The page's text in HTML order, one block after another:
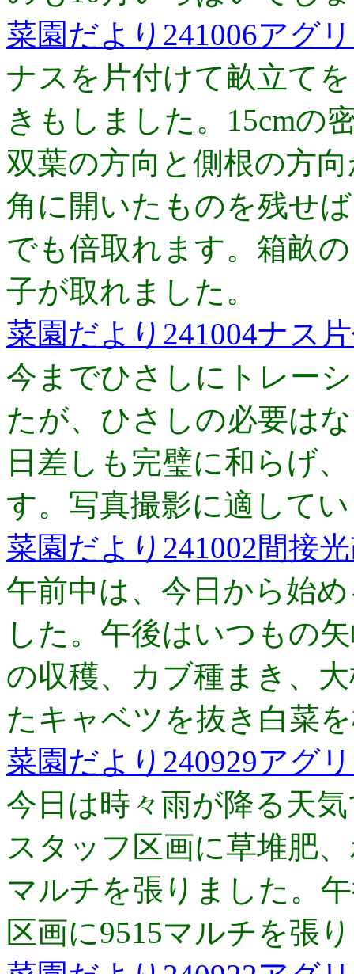
菜園だより241006アグ
ナスを片付けて畝立て
きもしました。15cmの
双葉の方向と側根の方
角に開いたものを残せ
でも倍取れます。箱畝
子が取れました。
菜園だより241004ナス
今までひさしにトレー
たが、ひさしの必要は
日差しも完璧に和らげ
す。写真撮影に適して
菜園だより241002間接
午前中は、今日から始
した。午後はいつもの
の収穫、カブ種まき、
たキャベツを抜き白菜
菜園だより240929アグ
今日は時々雨が降る天
スタッフ区画に草堆肥
マルチを張りました。
区画に9515マルチを張